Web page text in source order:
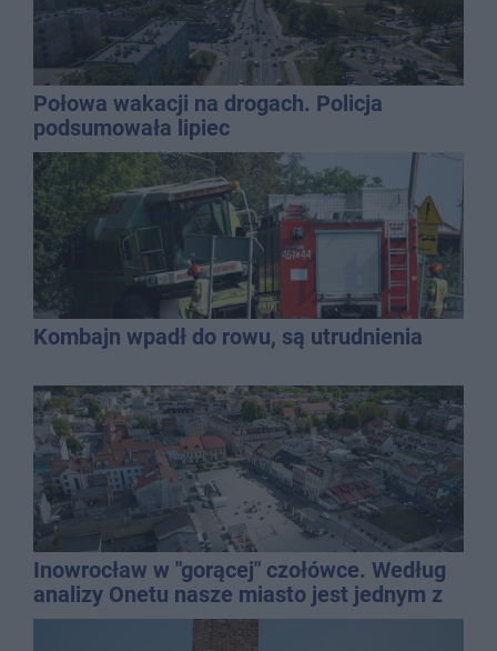
Połowa wakacji na drogach. Policja
podsumowała lipiec
Kombajn wpadł do rowu, są utrudnienia
Inowrocław w "gorącej" czołówce. Według
analizy Onetu nasze miasto jest jednym z
najbardziej narażonych na upały